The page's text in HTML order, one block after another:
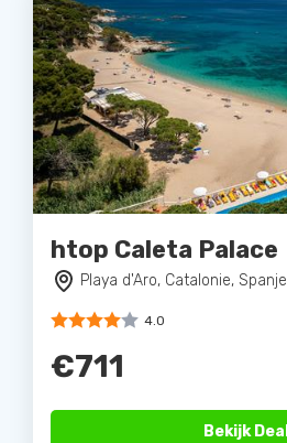
htop Caleta Palace
Playa d'Aro, Catalonie, Spanje
4.0
€711
Bekijk Deal